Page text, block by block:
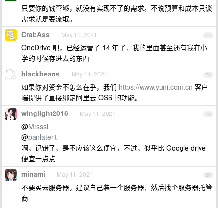
只要你的钱管够，就没有实现不了的需求。不说预算和成本只谈
需求就是耍流氓。
77
CrabAss May 11, 2021
OneDrive 吧，已经运营了 14 年了，我的里面甚至还有我在小
学的时候存进去的东西
78
blackbeans May 11, 2021
如果你对资金不怎么在乎，我们 https://www.yuni.com.cn 客户
端提供了直接绑定阿里云 OSS 的功能。
79
winglight2016 May 11, 2021
@Mrsssi
@panlatent
啊，记错了，是不应该这么便宜，不过，似乎比 Google drive
便宜一点点
80
minami May 11, 2021
不要买云服务器，建议自己装一个服务器，然后找个服务器托管
商